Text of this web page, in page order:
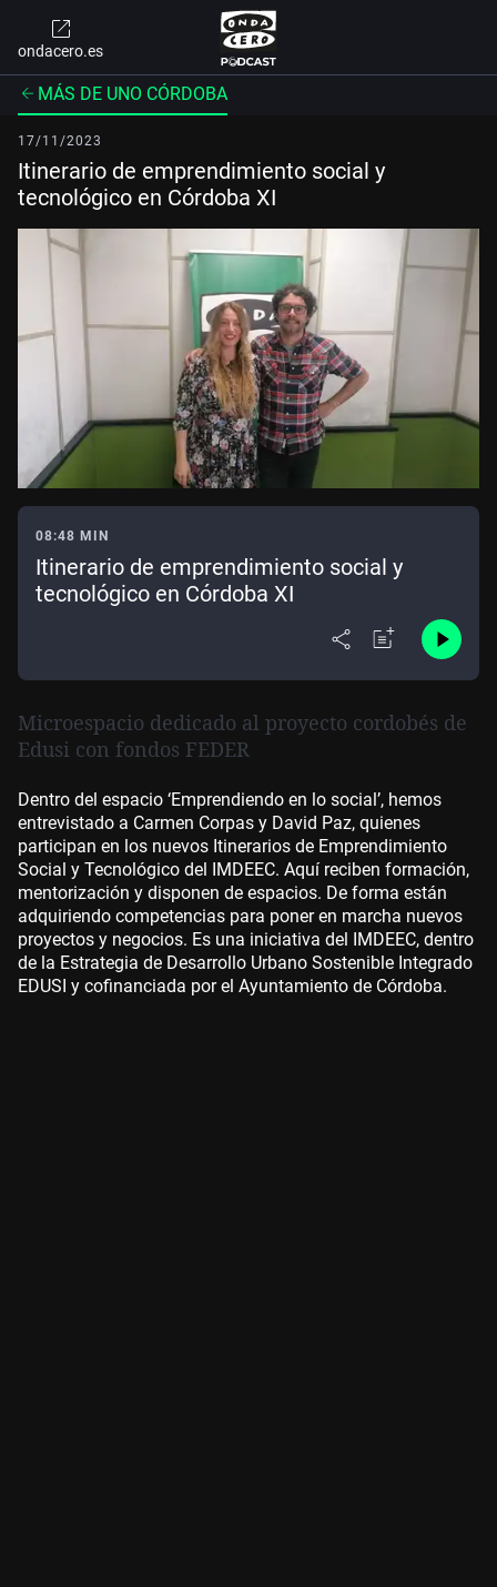
ondacero.es
MÁS DE UNO CÓRDOBA
17/11/2023
Itinerario de emprendimiento social y
tecnológico en Córdoba XI
08:48 MIN
Itinerario de emprendimiento social y
tecnológico en Córdoba XI
Microespacio dedicado al proyecto cordobés de
Edusi con fondos FEDER
Dentro del espacio ‘Emprendiendo en lo social’, hemos
entrevistado a Carmen Corpas y David Paz, quienes
participan en los nuevos Itinerarios de Emprendimiento
Social y Tecnológico del IMDEEC. Aquí reciben formación,
mentorización y disponen de espacios. De forma están
adquiriendo competencias para poner en marcha nuevos
proyectos y negocios. Es una iniciativa del IMDEEC, dentro
de la Estrategia de Desarrollo Urbano Sostenible Integrado
EDUSI y cofinanciada por el Ayuntamiento de Córdoba.